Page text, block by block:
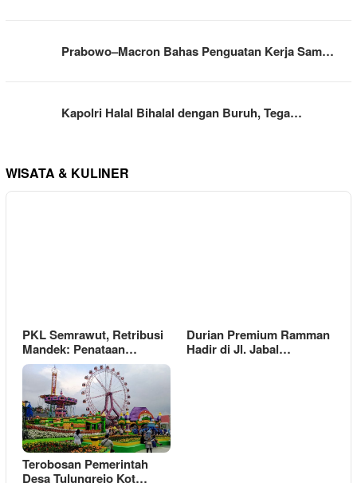
Prabowo–Macron Bahas Penguatan Kerja Sam…
Kapolri Halal Bihalal dengan Buruh, Tega…
WISATA & KULINER
PKL Semrawut, Retribusi
Mandek: Penataan…
Durian Premium Ramman
Hadir di Jl. Jabal…
Terobosan Pemerintah
Desa Tulungrejo Kot…